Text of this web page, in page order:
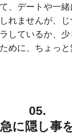
、デートや一
れませんが、
しているか、
めに、ちょっ
05.
急に隠し事